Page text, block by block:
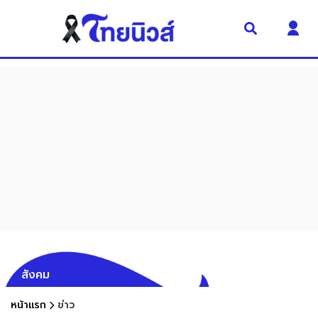
สังคม
หน้าแรก ข่าว